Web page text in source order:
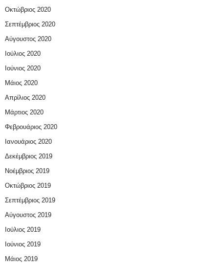
Οκτώβριος 2020
Σεπτέμβριος 2020
Αύγουστος 2020
Ιούλιος 2020
Ιούνιος 2020
Μάιος 2020
Απρίλιος 2020
Μάρτιος 2020
Φεβρουάριος 2020
Ιανουάριος 2020
Δεκέμβριος 2019
Νοέμβριος 2019
Οκτώβριος 2019
Σεπτέμβριος 2019
Αύγουστος 2019
Ιούλιος 2019
Ιούνιος 2019
Μάιος 2019